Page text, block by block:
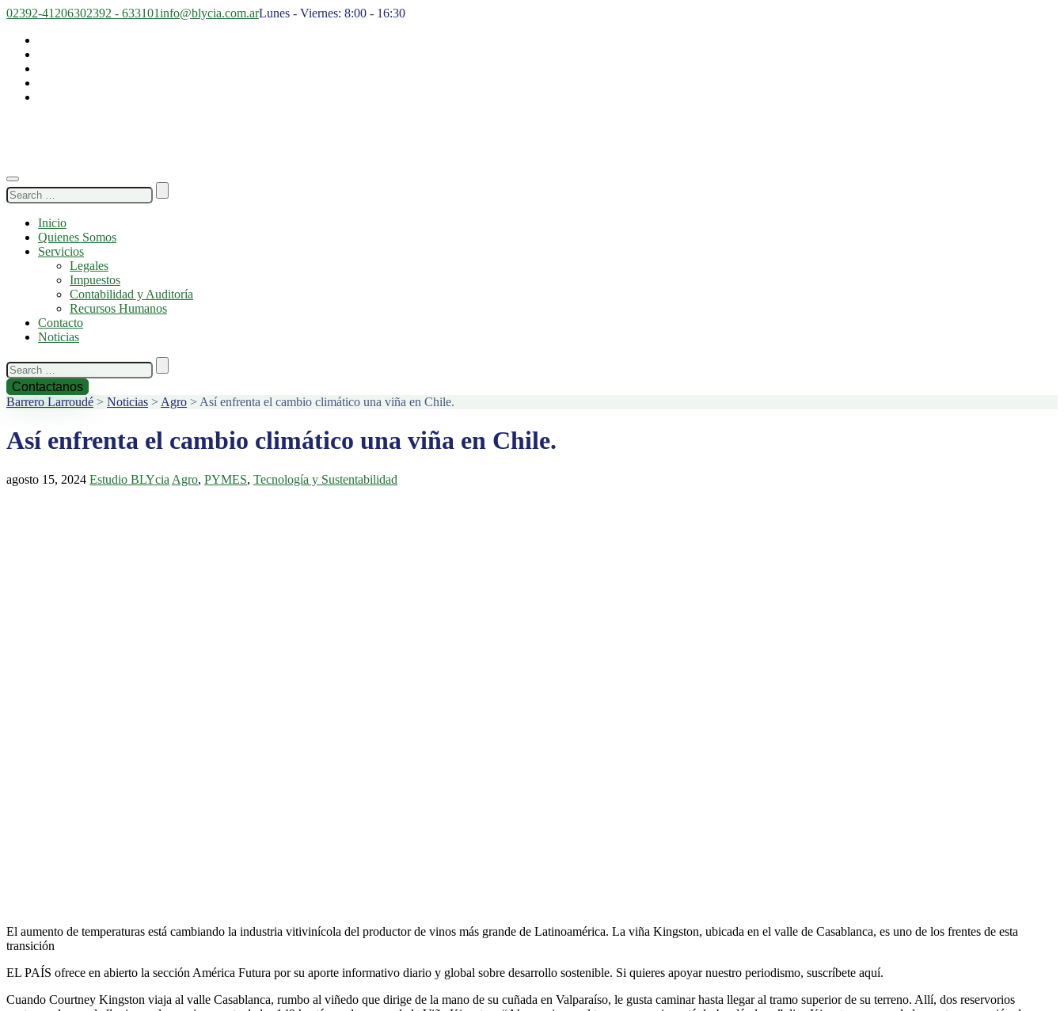
02392-41206302392 - 633101info@blycia.com.arLunes - Viernes: 8:00 - 16:30
Search
for:
Inicio
Quienes Somos
Servicios
Legales
Impuestos
Contabilidad y Auditoría
Recursos Humanos
Contacto
Noticias
Search
for:
Contactanos
Barrero Larroudé > Noticias > Agro > Así enfrenta el cambio climático una viña en Chile.
Así enfrenta el cambio climático una viña en Chile.
agosto 15, 2024 Estudio BLYcia Agro, PYMES, Tecnología y Sustentabilidad
El aumento de temperaturas está cambiando la industria vitivinícola del productor de vinos más grande de Latinoamérica. La viña Kingston, ubicada en el valle de Casablanca, es uno de los frentes de esta
transición
EL PAÍS ofrece en abierto la sección América Futura por su aporte informativo diario y global sobre desarrollo sostenible. Si quieres apoyar nuestro periodismo, suscríbete aquí.
Cuando Courtney Kingston viaja al valle Casablanca, rumbo al viñedo que dirige de la mano de su cuñada en Valparaíso, le gusta caminar hasta llegar al tramo superior de su terreno. Allí, dos reservorios